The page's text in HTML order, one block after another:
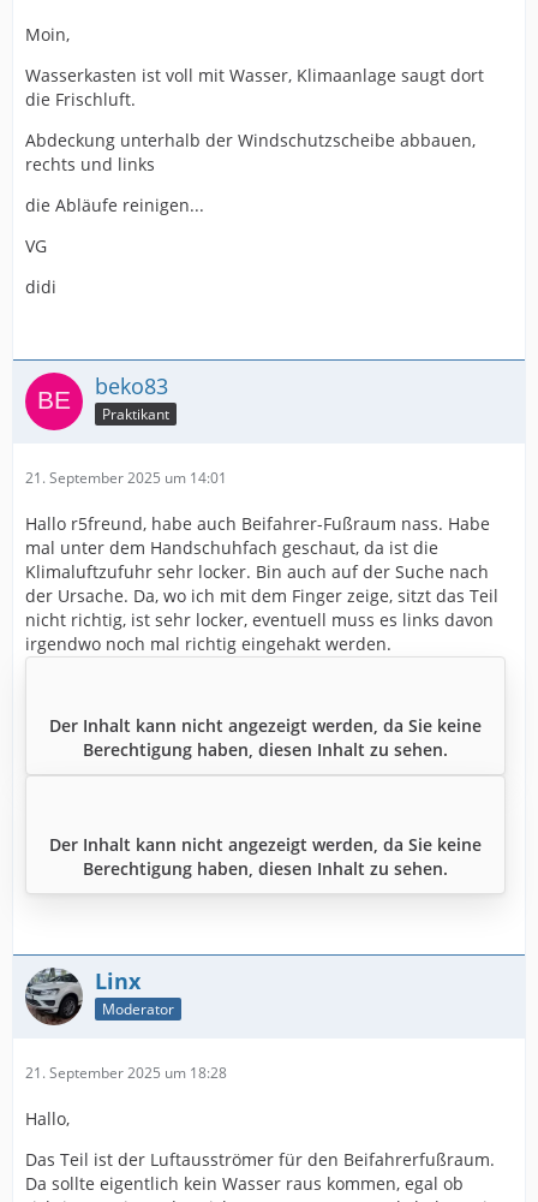
Moin,
Wasserkasten ist voll mit Wasser, Klimaanlage saugt dort
die Frischluft.
Abdeckung unterhalb der Windschutzscheibe abbauen,
rechts und links
die Abläufe reinigen...
VG
didi
beko83
Praktikant
21. September 2025 um 14:01
Hallo r5freund, habe auch Beifahrer-Fußraum nass. Habe
mal unter dem Handschuhfach geschaut, da ist die
Klimaluftzufuhr sehr locker. Bin auch auf der Suche nach
der Ursache. Da, wo ich mit dem Finger zeige, sitzt das Teil
nicht richtig, ist sehr locker, eventuell muss es links davon
irgendwo noch mal richtig eingehakt werden.
Der Inhalt kann nicht angezeigt werden, da Sie keine
Berechtigung haben, diesen Inhalt zu sehen.
Der Inhalt kann nicht angezeigt werden, da Sie keine
Berechtigung haben, diesen Inhalt zu sehen.
Linx
Moderator
21. September 2025 um 18:28
Hallo,
Das Teil ist der Luftausströmer für den Beifahrerfußraum.
Da sollte eigentlich kein Wasser raus kommen, egal ob